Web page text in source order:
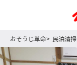
おそうじ革命 民泊清掃